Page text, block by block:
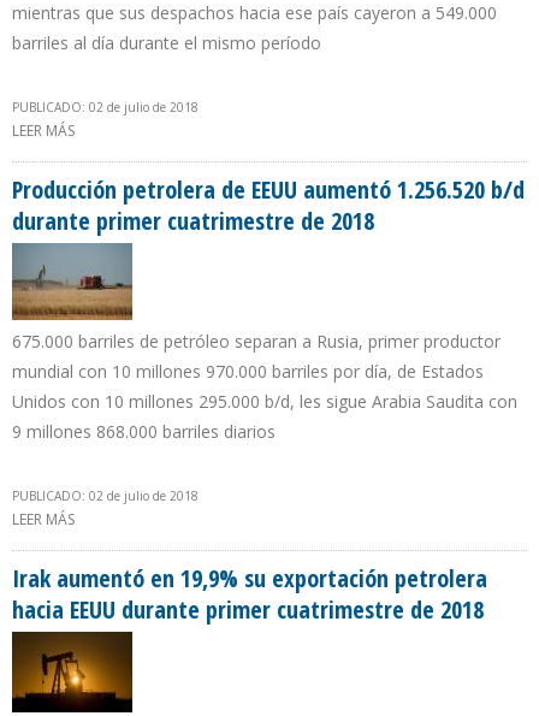
mientras que sus despachos hacia ese país cayeron a 549.000
barriles al día durante el mismo período
PUBLICADO: 02 de julio de 2018
LEER MÁS
Producción petrolera de EEUU aumentó 1.256.520 b/d
durante primer cuatrimestre de 2018
675.000 barriles de petróleo separan a Rusia, primer productor
mundial con 10 millones 970.000 barriles por día, de Estados
Unidos con 10 millones 295.000 b/d, les sigue Arabia Saudita con
9 millones 868.000 barriles diarios
PUBLICADO: 02 de julio de 2018
LEER MÁS
Irak aumentó en 19,9% su exportación petrolera
hacia EEUU durante primer cuatrimestre de 2018